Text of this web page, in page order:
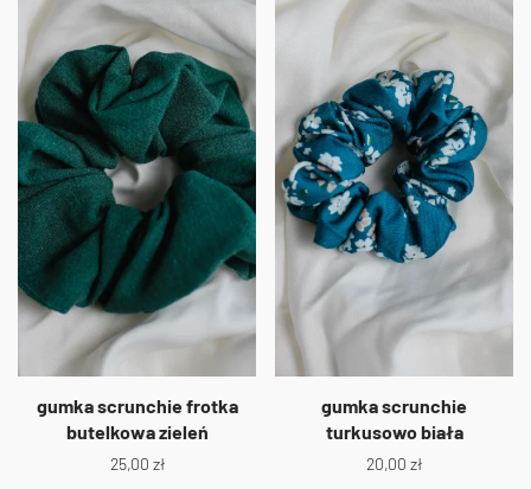
gumka scrunchie frotka
butelkowa zieleń
25,00 zł
gumka scrunchie
turkusowo biała
20,00 zł